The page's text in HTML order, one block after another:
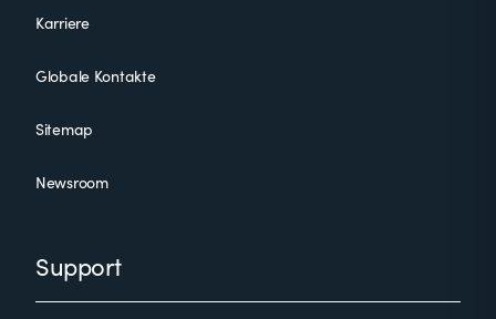
Karriere
Globale Kontakte
Sitemap
Newsroom
Support